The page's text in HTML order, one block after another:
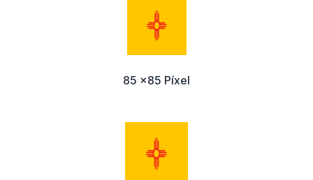
85 x85 Píxel